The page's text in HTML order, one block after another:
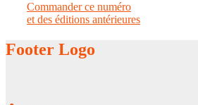
Commander ce numéro
et des éditions antérieures
Footer Logo